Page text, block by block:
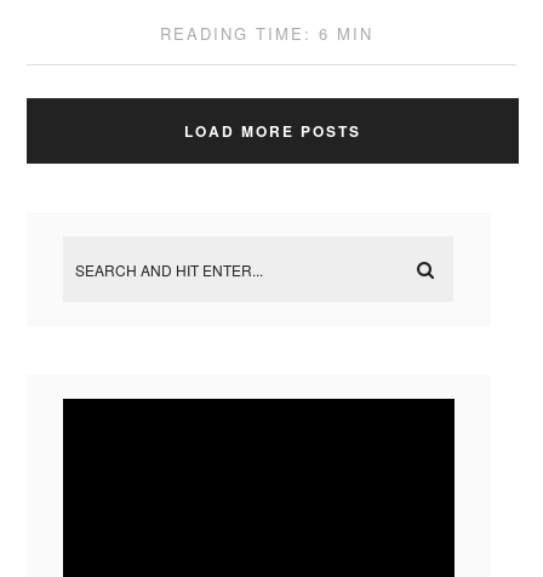
READING TIME: 6 MIN
LOAD MORE POSTS